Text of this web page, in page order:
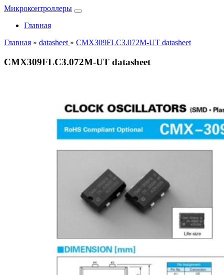
Микроконтроллеры
Главная
Главная » datasheet » CMX309FLC3.072M-UT datasheet
CMX309FLC3.072M-UT datasheet